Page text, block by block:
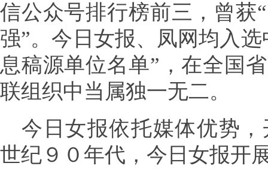
信公众号排行榜前三，曾获
强”。今日女报、凤网均入
息稿源单位名单”，在全国
联组织中当属独一无二。
今日女报依托媒体优势
世纪９０年代，今日女报开